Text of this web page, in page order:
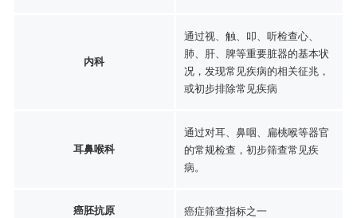
内科
通过视、触、叩、听检查心、
肺、肝、脾等重要脏器的基本状
况，发现常见疾病的相关征兆，
或初步排除常见疾病
耳鼻喉科
通过对耳、鼻咽、扁桃喉等器官
的常规检查，初步筛查常见疾
病。
癌胚抗原 癌症筛查指标之一